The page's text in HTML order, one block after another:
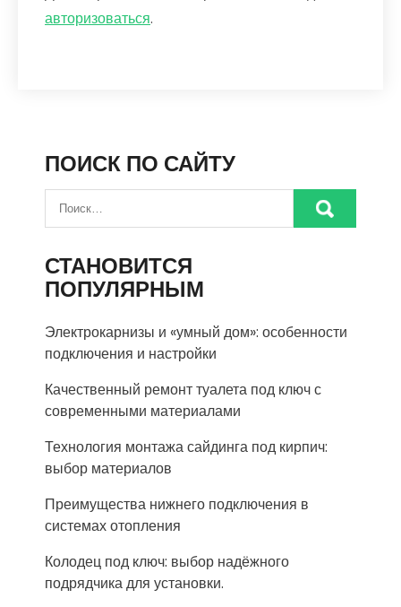
авторизоваться.
ПОИСК ПО САЙТУ
СТАНОВИТСЯ
ПОПУЛЯРНЫМ
Электрокарнизы и «умный дом»: особенности
подключения и настройки
Качественный ремонт туалета под ключ с
современными материалами
Технология монтажа сайдинга под кирпич:
выбор материалов
Преимущества нижнего подключения в
системах отопления
Колодец под ключ: выбор надёжного
подрядчика для установки.